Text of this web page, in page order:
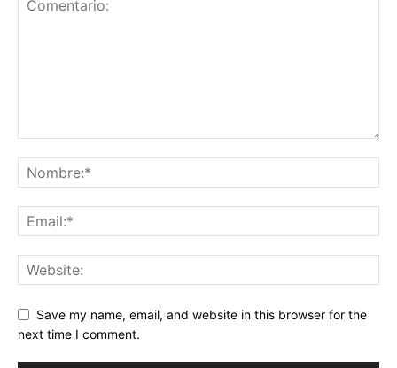
Save my name, email, and website in this browser for the
next time I comment.